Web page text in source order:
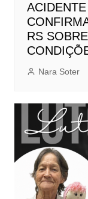
RS
Nara Soter